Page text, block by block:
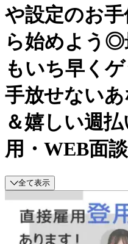
や設定のお
ら始めよう◎
もいち早く
手放せない
＆嬉しい週
用・WEB面
全て表示